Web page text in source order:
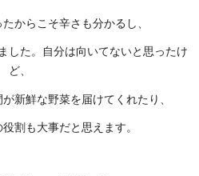
からこそ辛さも分かるし、
した。自分は向いてないと思ったけ
ど、
新鮮な野菜を届けてくれたり、
割も大事だと思えます。